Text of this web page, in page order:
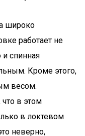
широко
работает не
спинная
Кроме этого,
весом.
в этом
в локтевом
неверно,